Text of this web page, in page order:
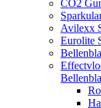
CO2
Avilexx
Eurolite